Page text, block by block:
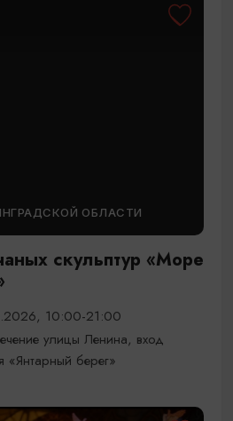
ОБЛАСТИ
скульптур «Море
10:00-21:00
улицы Ленина, вход
«Янтарный берег»